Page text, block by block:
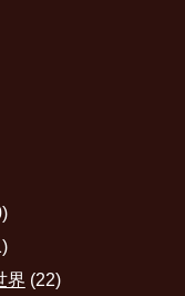
界 (22)